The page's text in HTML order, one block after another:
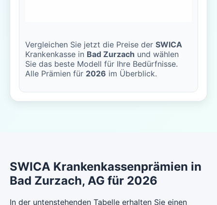
Vergleichen Sie jetzt die Preise der SWICA
Krankenkasse in Bad Zurzach und wählen
Sie das beste Modell für Ihre Bedürfnisse.
Alle Prämien für 2026 im Überblick.
SWICA Krankenkassenprämien in
Bad Zurzach, AG für 2026
In der untenstehenden Tabelle erhalten Sie einen